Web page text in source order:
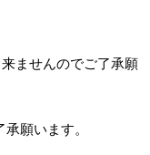
ませんのでご了承願
願います。